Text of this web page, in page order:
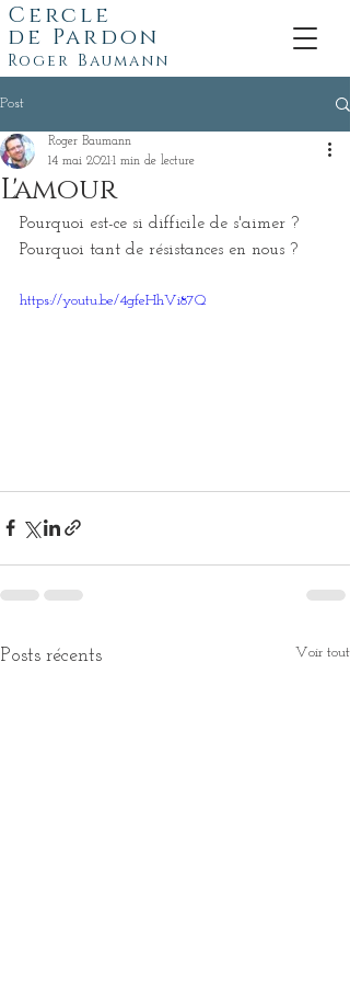
Cercle
de Pardon
Roger Baumann
Post
L'amour
Roger Baumann
14 mai 20211 min de lecture
Pourquoi est-ce si difficile de s'aimer ?
Pourquoi tant de résistances en nous ?
https://youtu.be/4gfeHhVi87Q
Posts récents Voir tout